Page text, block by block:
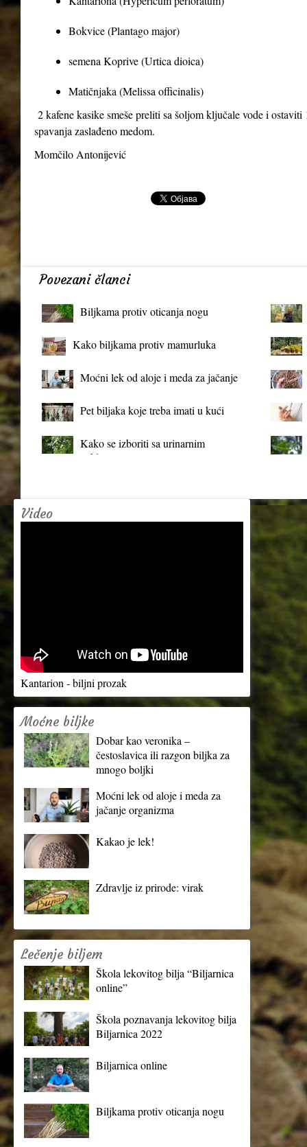
Bokvice (Plantago major)
semena Koprive (Urtica dioica)
Matičnjaka (Melissa officinalis)
2 kafene kasike smeše preliti sa šoljom ključale vode i
spavanja zaslađeno medom.
Momčilo Antonijević
Povezani članci
Biljkama protiv oticanja nogu
Kako biljkama protiv mamurluka
Moćni lek od aloje i meda za jačanje
Pet biljaka koje treba imati u kući
Kako se izboriti sa urinarnim
infekcijama?
Video
Kantarion - biljni prozak
Moćne biljke
Dobar kao veronika –
čestoslavica ili razgon biljka za
mnogo boljki
Moćni lek od aloje i meda za
jačanje organizma
Kakao je lek!
Zdravlje iz prirode: virak
Lečenje biljem
Škola lekovitog bilja “Biljarnica
online”
Škola poznavanja lekovitog bilja
Biljarnica 2022
Biljarnica online
Biljkama protiv oticanja nogu